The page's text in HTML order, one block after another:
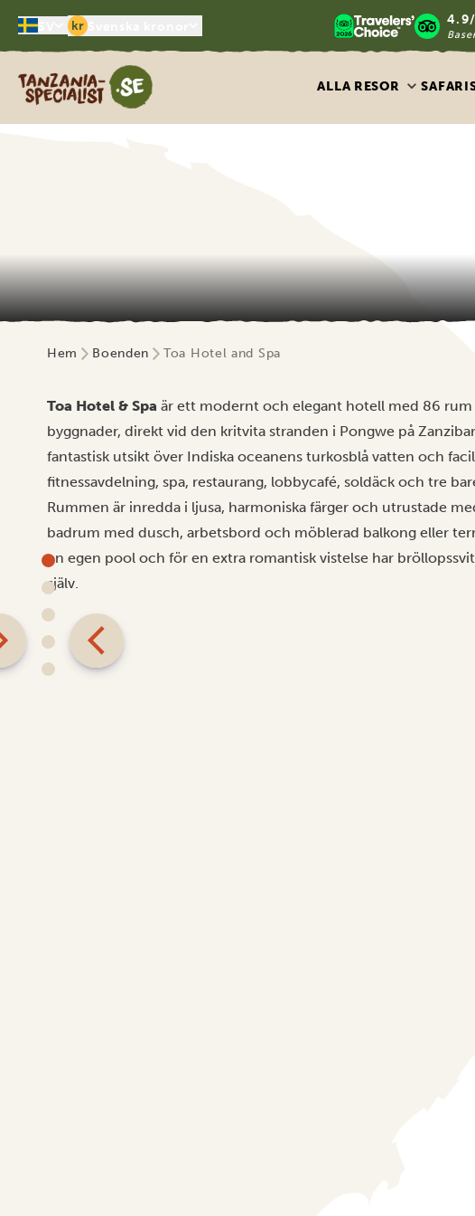
kr
Tanzania Specialist
ALLA RESOR
Hem Boenden Toa Hotel and Spa
Toa Hotel & Spa är ett modernt och elegant hotell med 86
byggnader, direkt vid den kritvita stranden i Pongwe på
fantastisk utsikt över Indiska oceanens turkosblå vatten och
fitnessavdelning, spa, restaurang, lobbycafé, soldäck och tre
Rummen är inredda i ljusa, harmoniska färger och utrustade
badrum med dusch, arbetsbord och möblerad balkong eller
en egen pool och för en extra romantisk vistelse har
själv.